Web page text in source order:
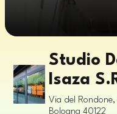
Studio
Isaza
Via del Rondone,
Bologna 40122